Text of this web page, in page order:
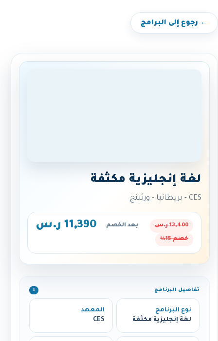
← رجوع إلى البرامج
لغة إنجليزية مكثفة
CES - بريطانيا - ورثينج
13,400 ر.س بعد الخصم 11,390 ر.س
خصم 15%
تفاصيل البرنامج ℹ️
نوع البرنامج
لغة إنجليزية مكثفة
المعهد
CES